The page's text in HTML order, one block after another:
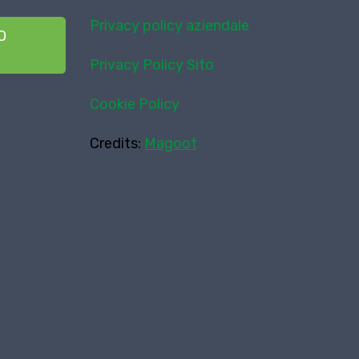
Privacy policy aziendale
Privacy Policy Sito
Cookie Policy
Credits: Magoot